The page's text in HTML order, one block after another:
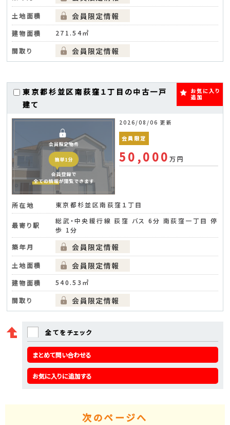
土地面積
建物面積
271.54㎡
間取り
東京都杉並区南荻窪１丁目の中古一戸
建て
お気に入り
追加
2026/08/06 更新
会員限定
50,000万円
所在地 東京都杉並区南荻窪１丁目
最寄り駅
総武・中央緩行線 荻窪 バス 6分 南荻窪一丁目 停
歩 1分
築年月
土地面積
建物面積
540.53㎡
間取り
全てをチェック
まとめて問い合わせる
お気に入りに追加する
次のページへ